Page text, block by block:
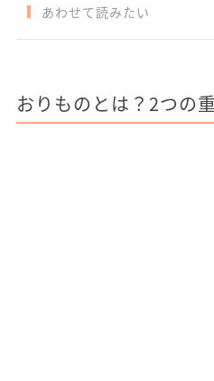
あわせて読みたい
おりものとは？2つの